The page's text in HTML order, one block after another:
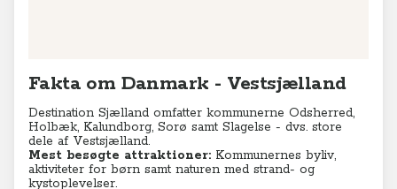
Fakta om Danmark - Vestsjælland
Destination Sjælland omfatter kommunerne Odsherred,
Holbæk, Kalundborg, Sorø samt Slagelse - dvs. store
dele af Vestsjælland.
Mest besøgte attraktioner: Kommunernes byliv,
aktiviteter for børn samt naturen med strand- og
kystoplevelser.